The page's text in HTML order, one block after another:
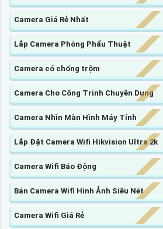
Camera Giá Rẻ Nhất
Lắp Camera Phòng Phẩu Thuật
Camera có chống trộm
Camera Cho Công Trình Chuyên Dụng
Camera Nhìn Màn Hình Máy Tính
Lắp Đặt Camera Wifi Hikvision Ultra 2k
Camera Wifi Báo Động
Bán Camera Wifi Hình Ảnh Siêu Nét
Camera Wifi Giá Rẻ